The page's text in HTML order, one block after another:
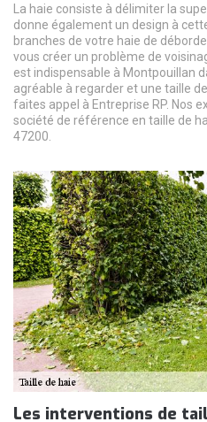
La haie consiste à délimiter la
donne également un design à
branches de votre haie de
vous créer un problème de
est indispensable à Montpouillan
agréable à regarder et une taille
faites appel à Entreprise RP. Nos
société de référence en taille de
47200.
Les interventions de